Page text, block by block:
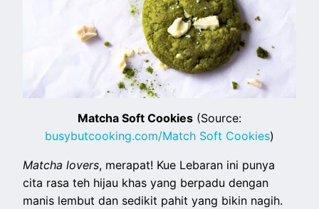
Matcha Soft Cookies (Source:
busybutcooking.com/Match Soft Cookies)
Matcha lovers, merapat! Kue Lebaran ini punya
cita rasa teh hijau khas yang berpadu dengan
manis lembut dan sedikit pahit yang bikin nagih.